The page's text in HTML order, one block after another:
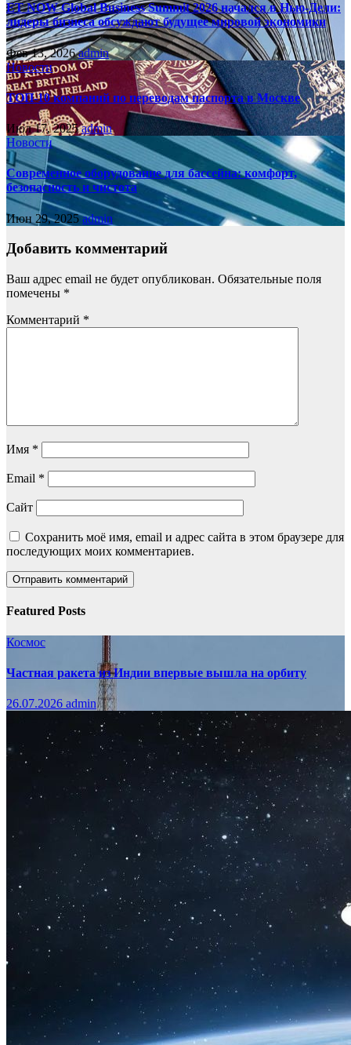
ET NOW Global Business Summit 2026 начался в Нью‑Дели:
лидеры бизнеса обсуждают будущее мировой экономики
Фев 13, 2026admin
Новости
ТОП-10 компаний по переводам паспорта в Москве
Июл 17, 2025admin
Новости
Современное оборудование для бассейна: комфорт,
безопасность и чистота
Июн 29, 2025admin
Добавить комментарий
Ваш адрес email не будет опубликован. Обязательные поля
помечены *
Комментарий *
Имя *
Email *
Сайт
Сохранить моё имя, email и адрес сайта в этом браузере для
последующих моих комментариев.
Featured Posts
Космос
Частная ракета из Индии впервые вышла на орбиту
26.07.2026 admin